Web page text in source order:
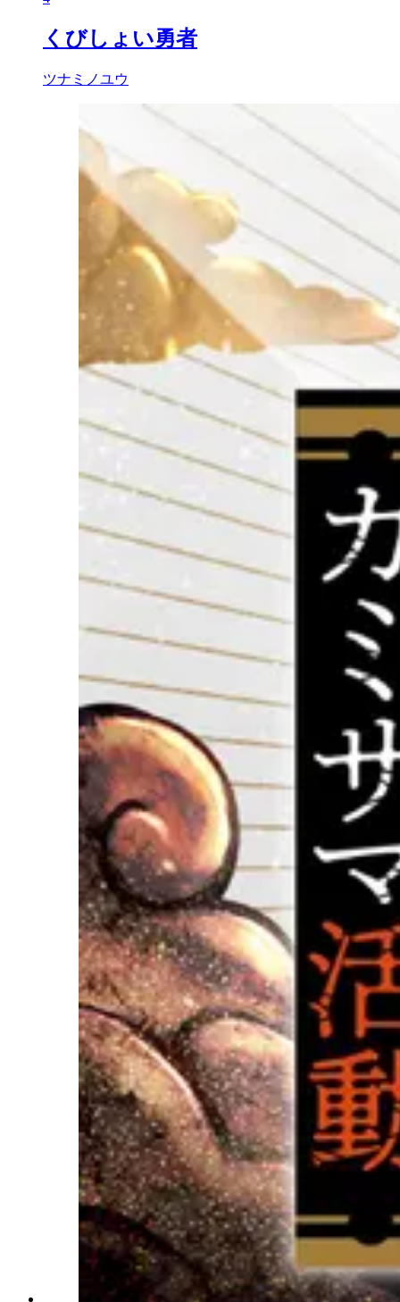
くびしょい勇者
ツナミノユウ